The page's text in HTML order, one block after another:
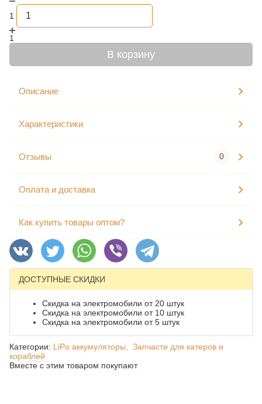
1
1
В корзину
Описание
Характеристики
Отзывы 0
Оплата и доставка
Как купить товары оптом?
ДОСТУПНЫЕ СКИДКИ
Скидка на электромобили от 20 штук
Скидка на электромобили от 10 штук
Скидка на электромобили от 5 штук
Категории: LiPo аккумуляторы,
Запчасти для катеров и
кораблей
Вместе с этим товаром покупают